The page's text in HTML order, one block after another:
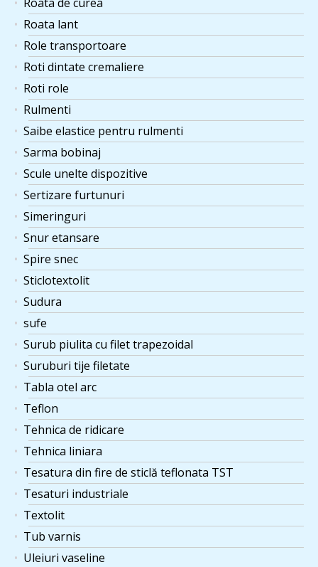
Roata lant
Role transportoare
Roti dintate cremaliere
Roti role
Rulmenti
Saibe elastice pentru rulmenti
Sarma bobinaj
Scule unelte dispozitive
Sertizare furtunuri
Simeringuri
Snur etansare
Spire snec
Sticlotextolit
Sudura
sufe
Surub piulita cu filet trapezoidal
Suruburi tije filetate
Tabla otel arc
Teflon
Tehnica de ridicare
Tehnica liniara
Tesatura din fire de sticlă teflonata TST
Tesaturi industriale
Textolit
Tub varnis
Uleiuri vaseline